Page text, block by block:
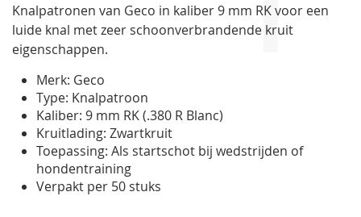
gallerij
Knalpatronen van Geco in kaliber 9 mm RK voor een
luide knal met zeer schoonverbrandende kruit
eigenschappen.
Merk: Geco
Type: Knalpatroon
Kaliber: 9 mm RK (.380 R Blanc)
Kruitlading: Zwartkruit
Toepassing: Als startschot bij wedstrijden of
hondentraining
Verpakt per 50 stuks